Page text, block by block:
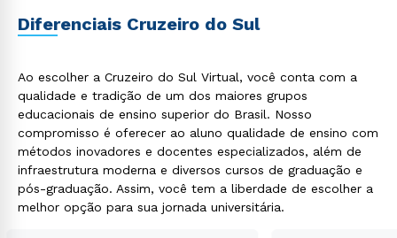
Diferenciais Cruzeiro do Sul
Ao escolher a Cruzeiro do Sul Virtual, você conta com a
qualidade e tradição de um dos maiores grupos
educacionais de ensino superior do Brasil. Nosso
compromisso é oferecer ao aluno qualidade de ensino com
métodos inovadores e docentes especializados, além de
infraestrutura moderna e diversos cursos de graduação e
pós-graduação. Assim, você tem a liberdade de escolher a
melhor opção para sua jornada universitária.